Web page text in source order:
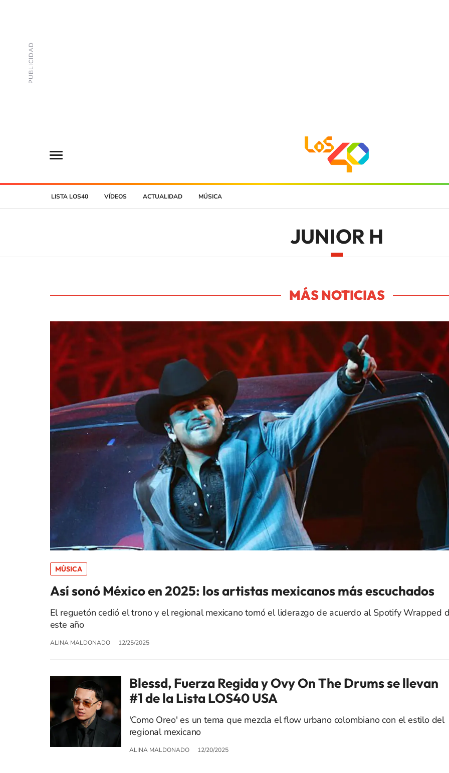
LISTA LOS40 VÍDEOS ACTUALIDAD MÚSICA
JUNIOR H
MÁS NOTICIAS
MÚSICA
Así sonó México en 2025: los artistas mexicanos más escuchados
El reguetón cedió el trono y el regional mexicano tomó el liderazgo de acuerdo al Spotify Wrapped
este año
ALINA MALDONADO 12/25/2025
Blessd, Fuerza Regida y Ovy On The Drums se llevan
#1 de la Lista LOS40 USA
'Como Oreo' es un tema que mezcla el flow urbano colombiano con el estilo del
regional mexicano
ALINA MALDONADO 12/20/2025